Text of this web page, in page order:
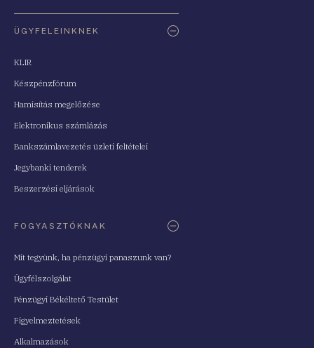
ÜGYFELEINKNEK
KLIR
Készpénzfórum
Hamisítás megelőzése
Elektronikus számlázás
Bankszámlavezetés üzleti feltételei
Jegybanki tenderek
Beszerzési eljárások
FOGYASZTÓKNAK
Mit tegyünk, ha pénzügyi panaszunk van?
Ügyfélszolgálat
Pénzügyi Békéltető Testület
Figyelmeztetések
Alkalmazások